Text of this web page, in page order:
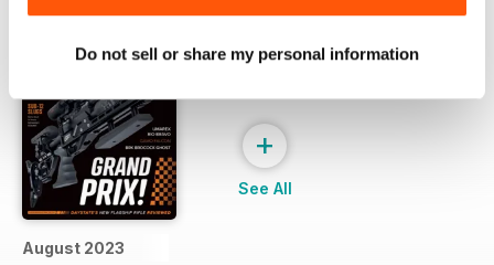
Do not sell or share my personal information
August 2023
+
See All